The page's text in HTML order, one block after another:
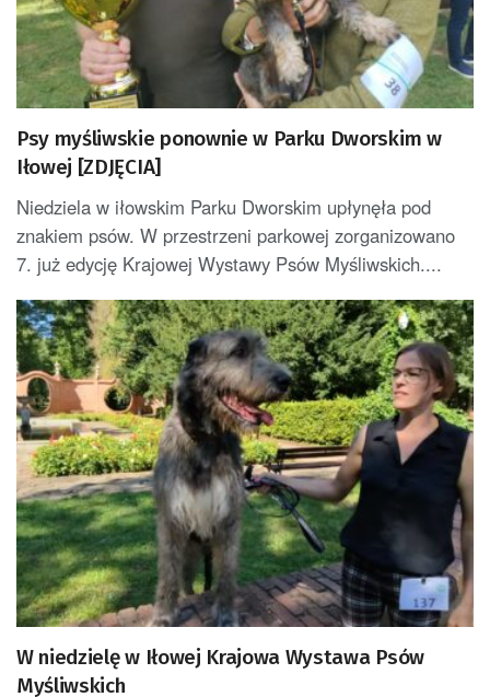
Psy myśliwskie ponownie w Parku Dworskim w
Iłowej [ZDJĘCIA]
Niedziela w iłowskim Parku Dworskim upłynęła pod
znakiem psów. W przestrzeni parkowej zorganizowano
7. już edycję Krajowej Wystawy Psów Myśliwskich....
W niedzielę w Iłowej Krajowa Wystawa Psów
Myśliwskich